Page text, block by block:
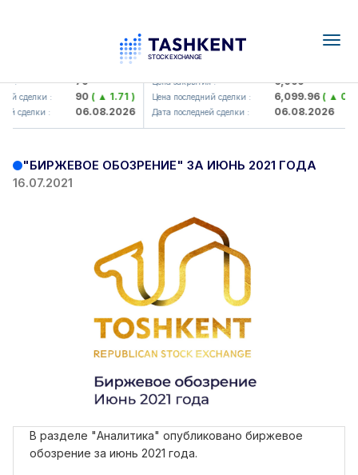
: 79
сделки : 90( ▲ 1.71 )
сделки : 06.08.2026
UZMK (<O'zmetkombinat> AJ)
Цена закрытия : 6,099
Цена последний сделки : 6,099.96( ▲
Дата последней сделки : 06.08.2026
"БИРЖЕВОЕ ОБОЗРЕНИЕ" ЗА ИЮНЬ 2021 ГОДА
16.07.2021
В разделе "Аналитика" опубликовано биржевое
обозрение за июнь 2021 года.